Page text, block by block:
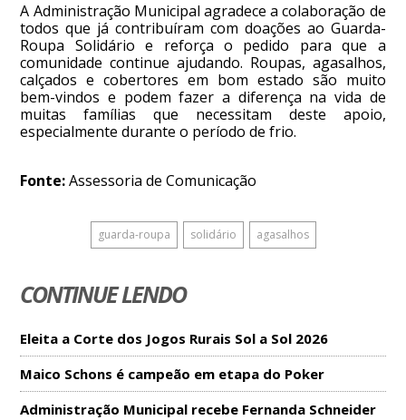
A Administração Municipal agradece a colaboração de
todos que já contribuíram com doações ao Guarda-
Roupa Solidário e reforça o pedido para que a
comunidade continue ajudando. Roupas, agasalhos,
calçados e cobertores em bom estado são muito
bem-vindos e podem fazer a diferença na vida de
muitas famílias que necessitam deste apoio,
especialmente durante o período de frio.
Fonte:Assessoria de Comunicação
guarda-roupa solidário agasalhos
CONTINUE LENDO
Eleita a Corte dos Jogos Rurais Sol a Sol 2026
Maico Schons é campeão em etapa do Poker
Administração Municipal recebe Fernanda Schneider